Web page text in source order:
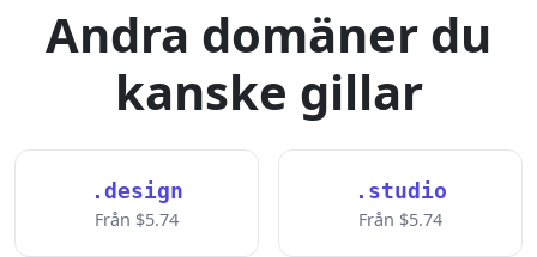
Andra domäner du
kanske gillar
.design
Från $5.74
.studio
Från $5.74